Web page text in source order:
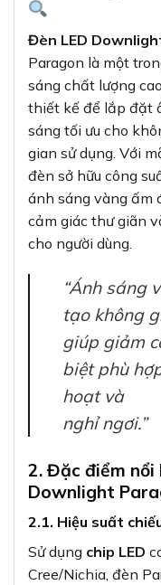
Đèn LED
Paragon là một
sáng chất lượng
thiết kế để lắp đặt
sáng tối ưu cho
gian sử dụng. Với
đèn sở hữu công
ánh sáng vàng ấm
cảm giác thư giãn
cho người dùng.
“Ánh sáng
tạo không
giúp giảm
biệt phù
hoạt và
nghỉ ngơi.”
2. Đặc điểm nổi
Downlight
2.1. Hiệu suất
Sử dụng chip LED
Cree/Nichia, đèn